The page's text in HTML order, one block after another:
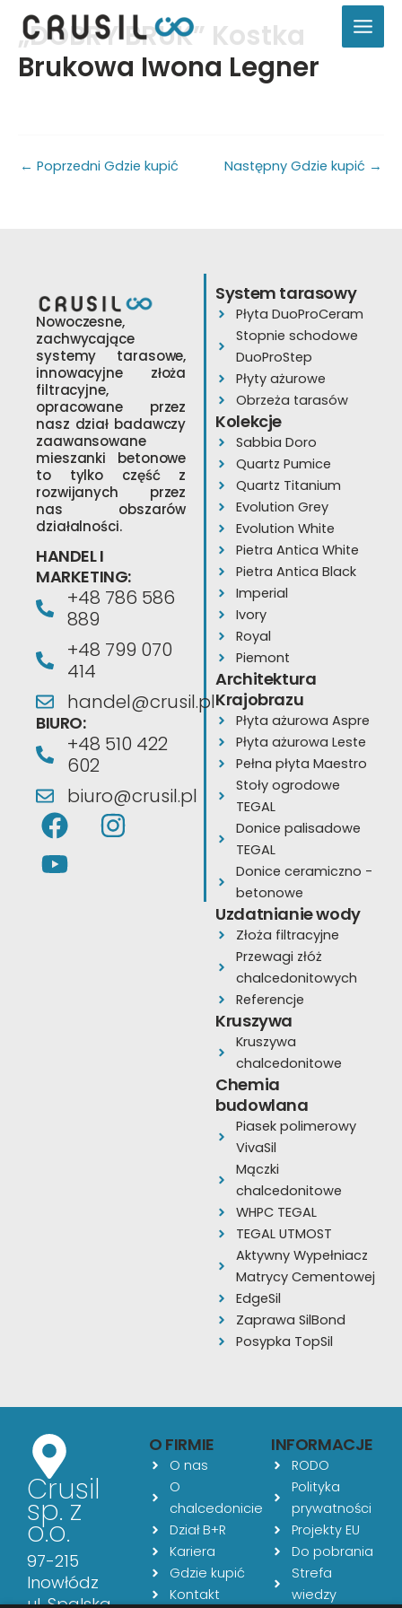
Przejdź
treści„DOBRY BRUK” Kostka
Brukowa Iwona Legner
← Poprzedni Gdzie kupić Następny Gdzie kupić →
Nowoczesne,
zachwycające
systemy tarasowe,
innowacyjne złoża
filtracyjne,
opracowane przez
nasz dział badawczy
zaawansowane
mieszanki betonowe
to tylko część z
rozwijanych przez
nas obszarów
działalności.
HANDEL I
MARKETING:
+48 786 586
889
+48 799 070
414
handel@crusil.pl
BIURO:
+48 510 422
602
biuro@crusil.pl
F
a
c
I
n
Y
o
u
System tarasowy
Płyta DuoProCeram
Stopnie schodowe
DuoProStep
Płyty ażurowe
Obrzeża tarasów
Kolekcje
Sabbia Doro
Quartz Pumice
Quartz Titanium
Evolution Grey
Evolution White
Pietra Antica White
Pietra Antica Black
Imperial
Ivory
Royal
Piemont
Architektura
Krajobrazu
Płyta ażurowa Aspre
Płyta ażurowa Leste
Pełna płyta Maestro
Stoły ogrodowe
TEGAL
Donice palisadowe
TEGAL
Donice ceramiczno -
betonowe
Uzdatnianie wody
Złoża filtracyjne
Przewagi złóż
chalcedonitowych
Referencje
Kruszywa
Kruszywa
chalcedonitowe
Chemia
budowlana
Piasek polimerowy
VivaSil
Mączki
chalcedonitowe
WHPC TEGAL
TEGAL UTMOST
Aktywny Wypełniacz
Matrycy Cementowej
EdgeSil
Zaprawa SilBond
Posypka TopSil
Crusil
sp. z
o.o.
97-215
Inowłódz
O FIRMIE
O nas
O
chalcedonicie
Dział B+R
Kariera
Gdzie kupić
Kontakt
INFORMACJE
RODO
Polityka
prywatności
Projekty EU
Do pobrania
Strefa
wiedzy